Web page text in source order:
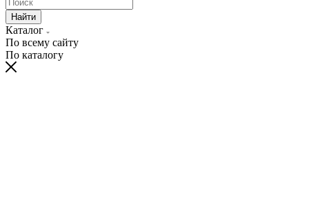
Найти
Каталог
По всему сайту
По каталогу